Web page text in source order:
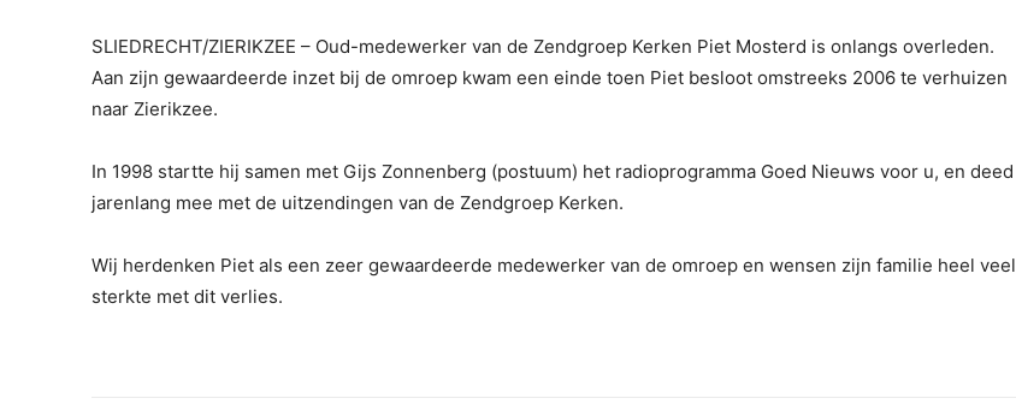
SLIEDRECHT/ZIERIKZEE – Oud-medewerker van de Zendgroep Kerken Piet Mosterd is onlangs overleden.
Aan zijn gewaardeerde inzet bij de omroep kwam een einde toen Piet besloot omstreeks 2006 te verhuizen
naar Zierikzee.
In 1998 startte hij samen met Gijs Zonnenberg (postuum) het radioprogramma Goed Nieuws voor u, en deed
jarenlang mee met de uitzendingen van de Zendgroep Kerken.
Wij herdenken Piet als een zeer gewaardeerde medewerker van de omroep en wensen zijn familie heel veel
sterkte met dit verlies.